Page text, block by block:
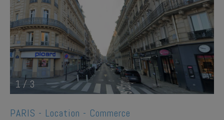
1 /3
PARIS - Location - Commerce